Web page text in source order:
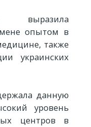
выразила
опытом в
также
украинских
данную
уровень
центров в